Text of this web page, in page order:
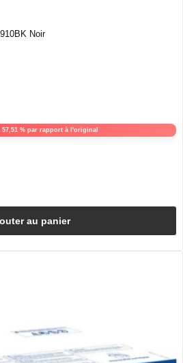
Noir
57,51 % par rapport à l'original
au panier